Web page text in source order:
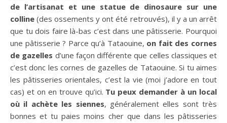
de l’artisanat et une statue de dinosaure sur une
colline (des ossements y ont été retrouvés), il y a un arrêt
que tu dois faire là-bas c’est dans une pâtisserie. Pourquoi
une pâtisserie ? Parce qu’à Tataouine, on fait des cornes
de gazelles d’une façon différente que celles classiques et
c’est donc les cornes de gazelles de Tataouine. Si tu aimes
les pâtisseries orientales, c’est la vie (moi j’adore en tout
cas) et on en trouve qu’ici. Tu peux demander à un local
où il achète les siennes, généralement elles sont très
bonnes et tu paies moins cher que dans les pâtisseries